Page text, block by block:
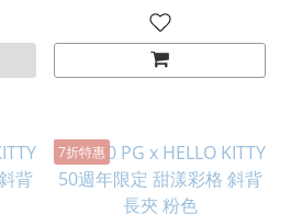
7折特惠